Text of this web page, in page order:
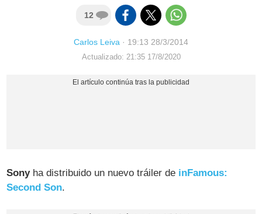
12
Carlos Leiva · 19:13 28/3/2014
Actualizado: 21:35 17/8/2020
Sonyha distribuido un nuevo tráiler de inFamous:
Second Son.